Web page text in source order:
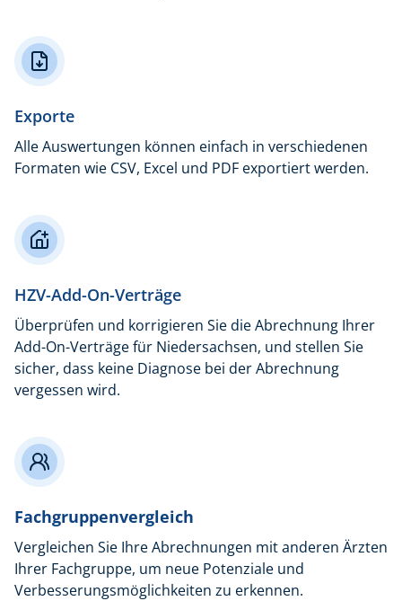
Exporte
Alle Auswertungen können einfach in verschiedenen
Formaten wie CSV, Excel und PDF exportiert werden.
HZV-Add-On-Verträge
Überprüfen und korrigieren Sie die Abrechnung Ihrer
Add-On-Verträge für Niedersachsen, und stellen Sie
sicher, dass keine Diagnose bei der Abrechnung
vergessen wird.
Fachgruppenvergleich
Vergleichen Sie Ihre Abrechnungen mit anderen Ärzten
Ihrer Fachgruppe, um neue Potenziale und
Verbesserungsmöglichkeiten zu erkennen.